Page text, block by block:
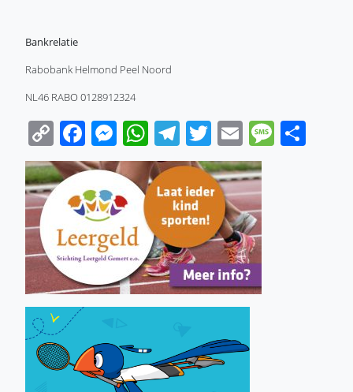
Bankrelatie
Rabobank Helmond Peel Noord
NL46 RABO 0128912324
Copy
Link
Facebook
Messenger
WhatsApp
Telegram
Twitter
Email